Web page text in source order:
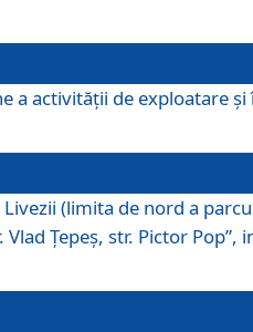
a activităţii de exploatare
(limita de nord a
Ţepeş, str. Pictor